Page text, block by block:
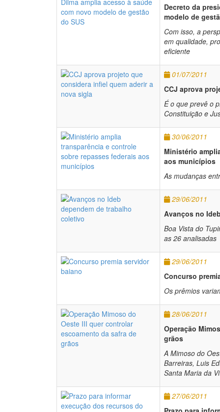
Decreto da
modelo de
Com isso, a
em qualidade,
eficiente
01/07/2011
CCJ aprova
É o que prevê o
Constituição e
30/06/2011
Ministério
aos municípios
As mudanças
29/06/2011
Avanços no
Boa Vista do
as 26 analisadas
29/06/2011
Concurso
Os prêmios
28/06/2011
Operação
grãos
A Mimoso do
Barreiras, Luis
Santa Maria da
27/06/2011